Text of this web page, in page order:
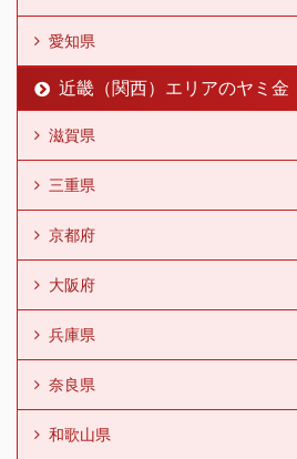
愛知県
近畿（関西）エリアのヤミ金
滋賀県
三重県
京都府
大阪府
兵庫県
奈良県
和歌山県